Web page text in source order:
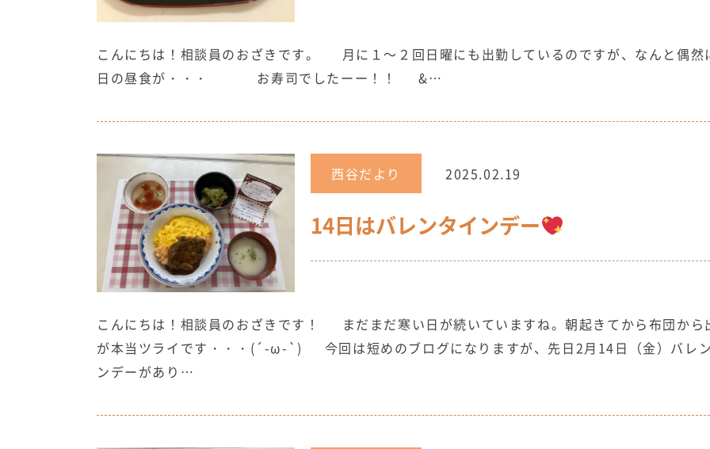
こんにちは！相談員のおざきです。 月に１～２回日曜にも出勤しているのですが、なんと偶然
日の昼食が・・・ お寿司でしたーー！！ &…
西谷だより 2025.02.19
14日はバレンタインデー
こんにちは！相談員のおざきです！ まだまだ寒い日が続いていますね。朝起きてから布団から
が本当ツライです・・・(´-ω-`) 今回は短めのブログになりますが、先日2月14日（金）バレ
ンデーがあり…